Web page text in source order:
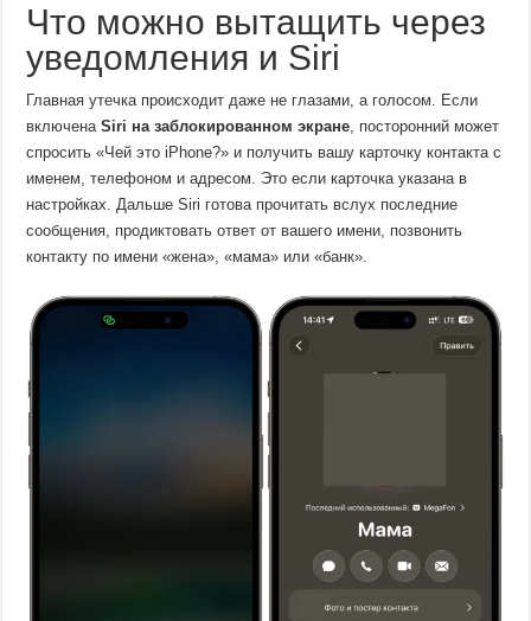
Что можно вытащить через
уведомления и Siri
Главная утечка происходит даже не глазами, а голосом. Если
включенаSiri на заблокированном экране , посторонний может
спросить «Чей это iPhone?» и получить вашу карточку контакта с
именем, телефоном и адресом. Это если карточка указана в
настройках. Дальше Siri готова прочитать вслух последние
сообщения, продиктовать ответ от вашего имени, позвонить
контакту по имени «жена», «мама» или «банк».